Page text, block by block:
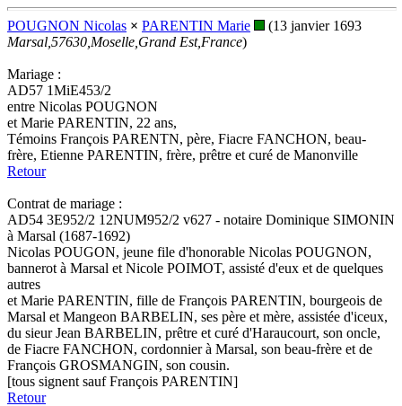
POUGNON Nicolas × PARENTIN Marie
(13 janvier 1693
Marsal,57630,Moselle,Grand Est,France)
Mariage :
AD57 1MiE453/2
entre Nicolas POUGNON
et Marie PARENTIN, 22 ans,
Témoins François PARENTN, père, Fiacre FANCHON, beau-
frère, Etienne PARENTIN, frère, prêtre et curé de Manonville
Retour
Contrat de mariage :
AD54 3E952/2 12NUM952/2 v627 - notaire Dominique SIMONIN
à Marsal (1687-1692)
Nicolas POUGON, jeune file d'honorable Nicolas POUGNON,
bannerot à Marsal et Nicole POIMOT, assisté d'eux et de quelques
autres
et Marie PARENTIN, fille de François PARENTIN, bourgeois de
Marsal et Mangeon BARBELIN, ses père et mère, assistée d'iceux,
du sieur Jean BARBELIN, prêtre et curé d'Haraucourt, son oncle,
de Fiacre FANCHON, cordonnier à Marsal, son beau-frère et de
François GROSMANGIN, son cousin.
[tous signent sauf François PARENTIN]
Retour